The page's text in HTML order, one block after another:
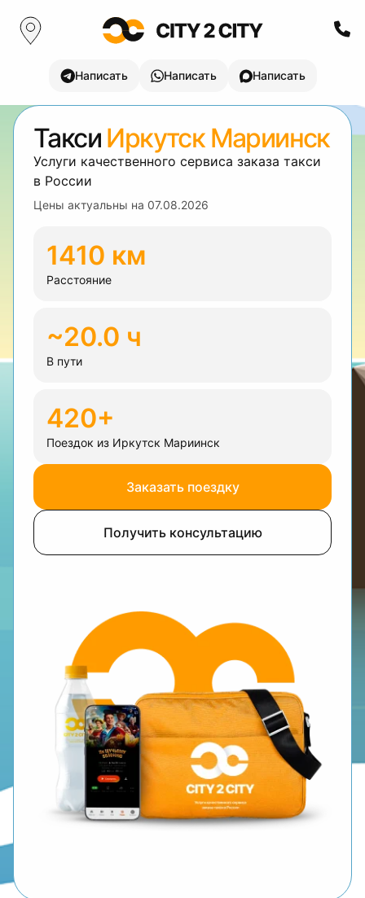
Написать Написать Написать
Такси Иркутск Мариинск
Услуги качественного сервиса заказа такси
в России
Цены актуальны на 07.08.2026
1410 км
Расстояние
~20.0 ч
В пути
420+
Поездок из Иркутск Мариинск
Заказать поездку
Получить консультацию